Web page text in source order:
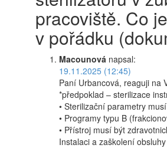
pracoviště. Co
v pořádku
Macounová napsal:
19.11.2025 (12:45)
Paní Urbancová, reaguji na
*předpoklad – sterilizace
• Sterilizační parametry
• Programy typu B
• Přístroj musí být
Instalaci a zaškolení